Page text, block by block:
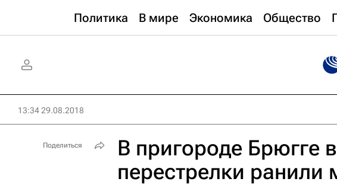
Политика В мире Экономика Общество
13:34 29.08.2018
В пригороде Брюгге
перестрелки ранили
Поделиться